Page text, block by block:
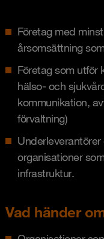
Företag med
årsomsättning
Företag som utför
hälso- och
kommunikation,
förvaltning)
organisationer
infrastruktur.
Vad händer